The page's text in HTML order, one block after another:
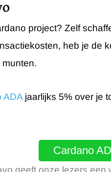
project? Zelf
heb je de
munten.
ADAjaarlijks 5% over je
Cardano
geeft onze lezers